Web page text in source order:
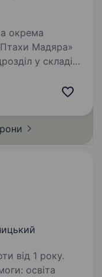
Мадяра»
у складі
застосуванні
від 1 року.